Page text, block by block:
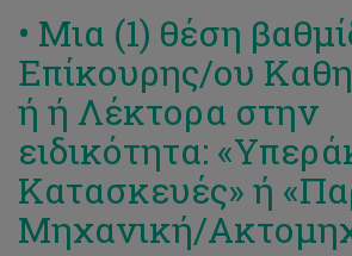
• Μια (1) θέση
Επίκουρης/ου
ή ή Λέκτορα στην
ειδικότητα:
Κατασκευές» ή
Μηχανική/